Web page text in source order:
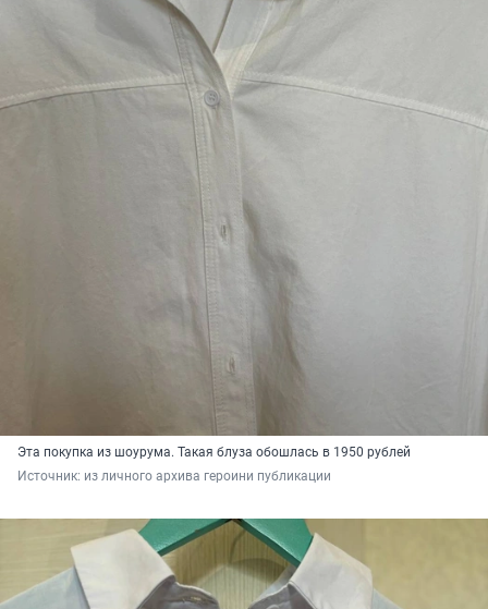
Эта покупка из шоурума. Такая блуза обошлась в 1950 рублей
Источник: из личного архива героини публикации